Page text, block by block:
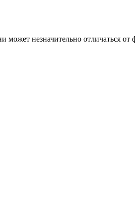
может незначительно отличаться от